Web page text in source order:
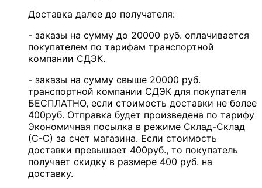
Доставка далее до получателя:
- заказы на сумму до 20000 руб. оплачивается
покупателем по тарифам транспортной
компании СДЭК.
- заказы на сумму свыше 20000 руб.
транспортной компании СДЭК для покупателя
БЕСПЛАТНО, если стоимость доставки не более
400руб. Отправка будет произведена по тарифу
Экономичная посылка в режиме Склад-Склад
(С-С) за счет магазина. Если стоимость
доставки превышает 400руб., то покупатель
получает скидку в размере 400 руб. на
доставку.